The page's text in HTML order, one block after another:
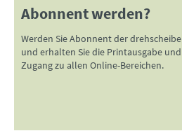
Abonnent werden?
Werden Sie Abonnent der drehscheibe
und erhalten Sie die Printausgabe und
Zugang zu allen Online-Bereichen.